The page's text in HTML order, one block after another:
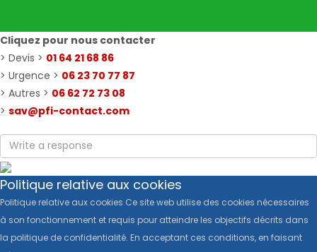
Cliquez pour nous contacter
> Devis > 01 64 21 68 86
> Urgence > 06 23 70 77 87
> Autres > 06 62 72 73 08
> sav@pfi-contact.com
Politique relative aux cookies
Politique relative aux cookies Ce site web utilise des cookies nécessaires
à son fonctionnement et requis pour atteindre les objectifs décrits dans
la politique de confidentialité. En acceptant ces conditions, en faisant